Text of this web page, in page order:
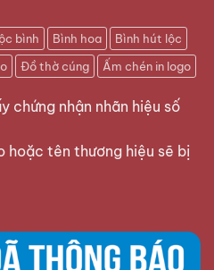
bình Bình hoa
Bình hút lộc
Đồ thờ cúng Ấm chén in logo
chứng nhận nhãn hiệu số
hoặc tên thương hiệu sẽ bị